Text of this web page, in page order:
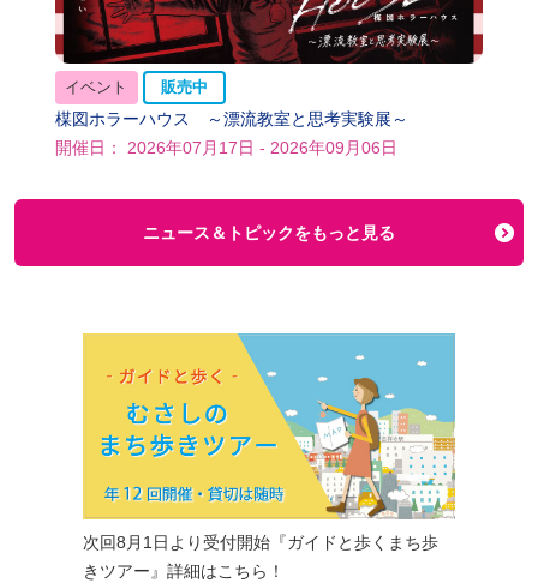
イベント 販売中
楳図ホラーハウス ～漂流教室と思考実験展～
開催日： 2026年07月17日 - 2026年09月06日
ニュース＆トピックをもっと見る
次回8月1日より受付開始『ガイドと歩くまち歩
きツアー』詳細はこちら！